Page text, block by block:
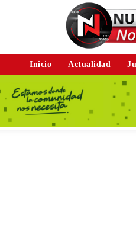
Inicio Actualidad